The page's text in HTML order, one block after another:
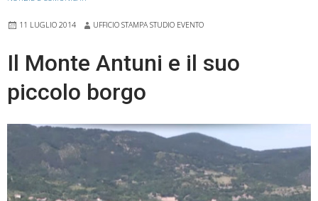
11 LUGLIO 2014 UFFICIO STAMPA STUDIO EVENTO
Il Monte Antuni e il suo
piccolo borgo